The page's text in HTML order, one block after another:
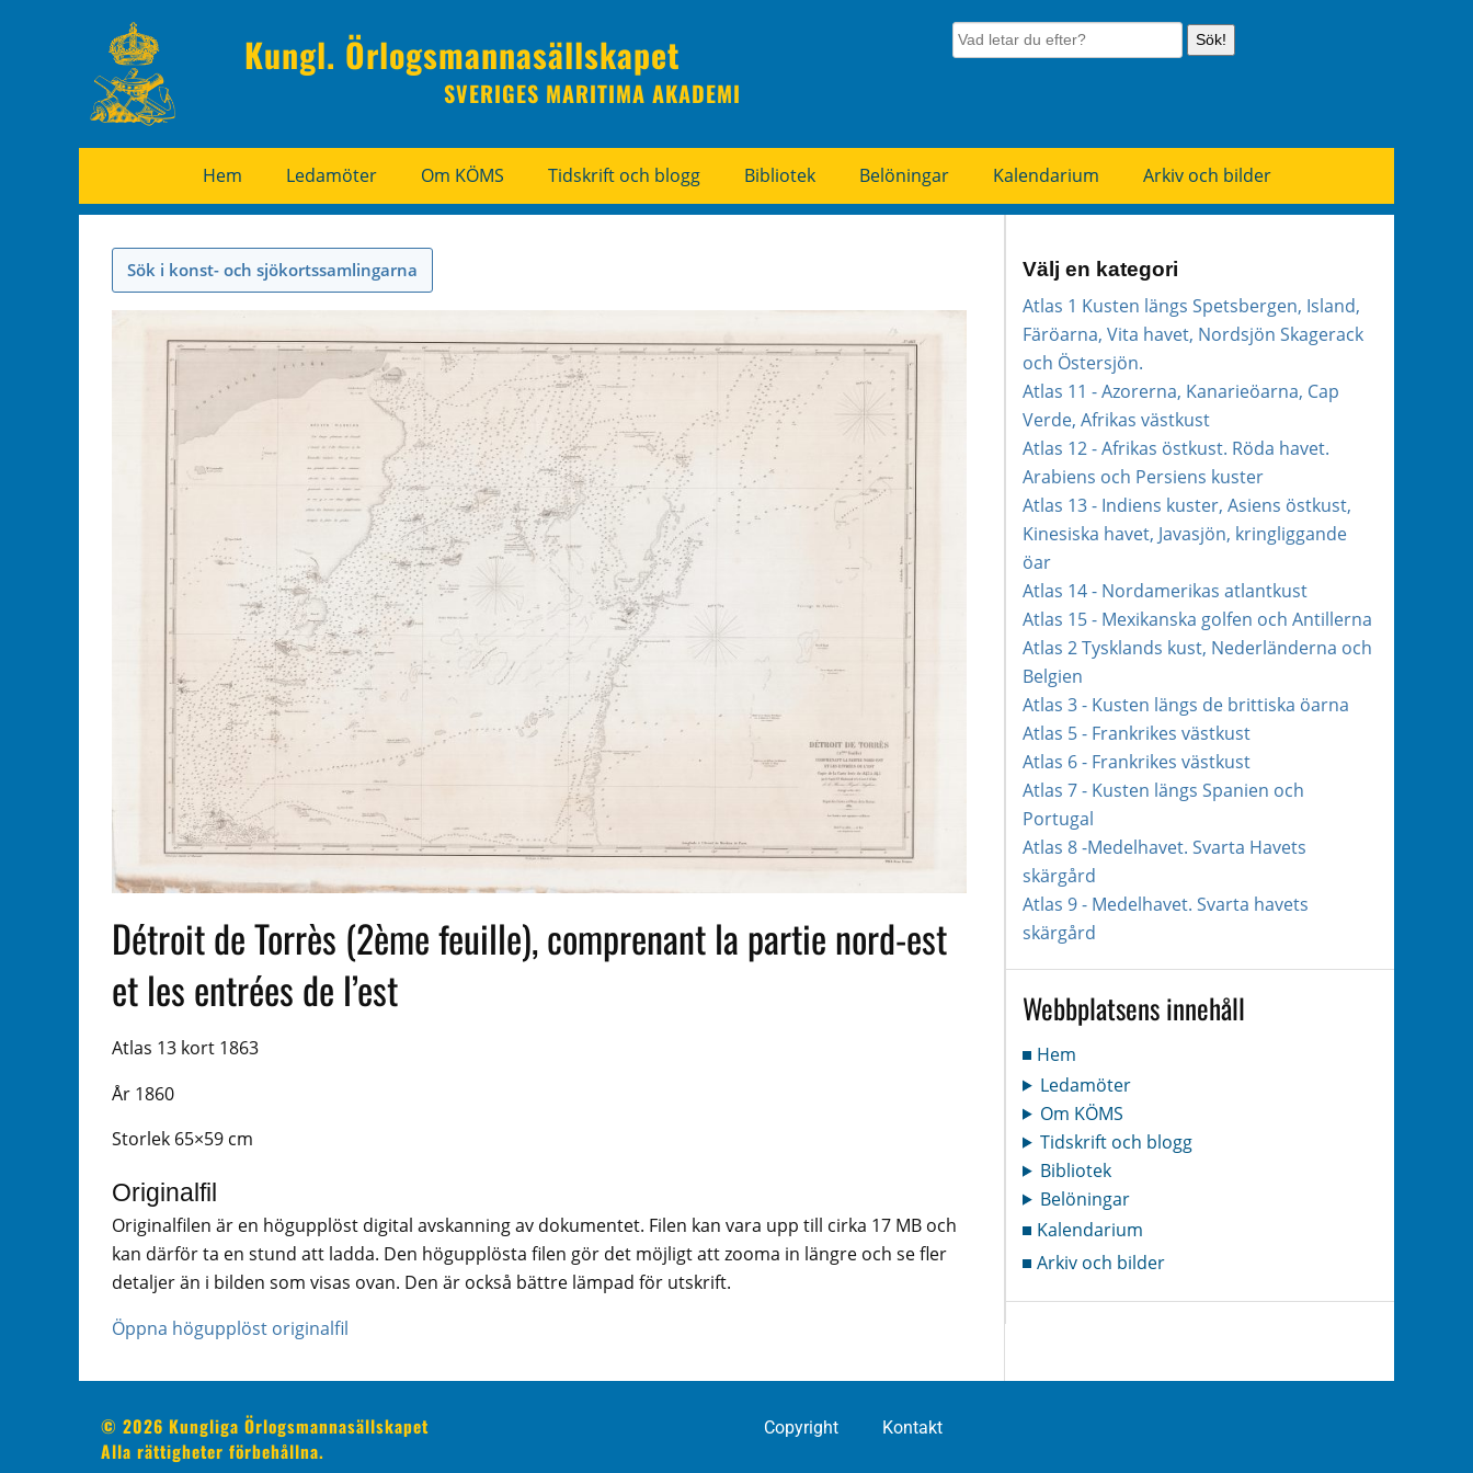
Kungl. Örlogsmannasällskapet
SVERIGES MARITIMA AKADEMI
Sök!
Hem Ledamöter Om KÖMS Tidskrift och blogg Bibliotek Belöningar Kalendarium Arkiv och bilder
Sök i konst- och sjökortssamlingarna
Détroit de Torrès (2ème feuille), comprenant la partie nord-est
et les entrées de l’est
Atlas 13 kort 1863
År 1860
Storlek 65×59 cm
Originalfil
Originalfilen är en högupplöst digital avskanning av dokumentet. Filen kan vara upp till cirka 17 MB och
kan därför ta en stund att ladda. Den högupplösta filen gör det möjligt att zooma in längre och se fler
detaljer än i bilden som visas ovan. Den är också bättre lämpad för utskrift.
Öppna högupplöst originalfil
Välj en kategori
Atlas 1 Kusten längs Spetsbergen, Island,
Färöarna, Vita havet, Nordsjön Skagerack
och Östersjön.
Atlas 11 - Azorerna, Kanarieöarna, Cap
Verde, Afrikas västkust
Atlas 12 - Afrikas östkust. Röda havet.
Arabiens och Persiens kuster
Atlas 13 - Indiens kuster, Asiens östkust,
Kinesiska havet, Javasjön, kringliggande
öar
Atlas 14 - Nordamerikas atlantkust
Atlas 15 - Mexikanska golfen och Antillerna
Atlas 2 Tysklands kust, Nederländerna och
Belgien
Atlas 3 - Kusten längs de brittiska öarna
Atlas 5 - Frankrikes västkust
Atlas 6 - Frankrikes västkust
Atlas 7 - Kusten längs Spanien och
Portugal
Atlas 8 -Medelhavet. Svarta Havets
skärgård
Atlas 9 - Medelhavet. Svarta havets
skärgård
Webbplatsens innehåll
Hem
Ledamöter
Om KÖMS
Tidskrift och blogg
Bibliotek
Belöningar
Kalendarium
Arkiv och bilder
© 2026 Kungliga Örlogsmannasällskapet
Alla rättigheter förbehållna.
Copyright Kontakt